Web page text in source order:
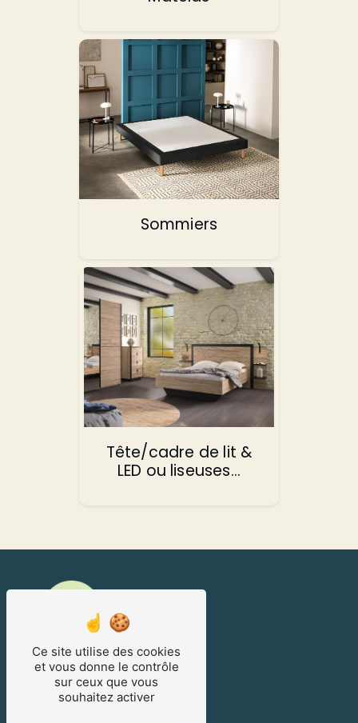
Sommiers
Tête/cadre de lit &
LED ou liseuses...
CONTACTEZ-NOUS
Ce site utilise des cookies
et vous donne le contrôle
sur ceux que vous
souhaitez activer